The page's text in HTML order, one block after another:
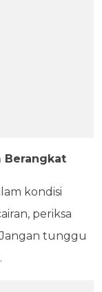
Berangkat
kondisi
periksa
tunggu